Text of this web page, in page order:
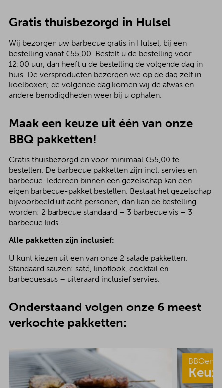
Gratis thuisbezorgd in Hulsel
Wij bezorgen uw barbecue gratis in Hulsel, bij een
bestelling vanaf €55,00. Bestelt u de bestelling voor
12:00 uur, dan heeft u de bestelling de volgende dag in
huis. De versproducten bezorgen we op de dag zelf in
koelboxen; de volgende dag komen wij de afwas en
andere benodigdheden weer bij u ophalen.
Maak een keuze uit één van onze
BBQ pakketten!
Gratis thuisbezorgd en voor minimaal €55,00 te
bestellen. De barbecue pakketten zijn incl. servies en
barbecue. Iedereen binnen een gezelschap kan een
eigen barbecue-pakket bestellen. Bestaat het gezelschap
bijvoorbeeld uit acht personen, dan kan de bestelling
worden: 2 barbecue standaard + 3 barbecue vis + 3
barbecue kids.
Alle pakketten zijn inclusief:
U kunt kiezen uit een van onze 2 salade pakketten.
Standaard sauzen: saté, knoflook, cocktail en
barbecuesaus – uiteraard inclusief servies.
Onderstaand volgen onze 6 meest
verkochte pakketten: